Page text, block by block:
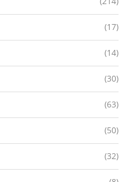
(17)
(14)
(30)
(63)
(50)
(32)